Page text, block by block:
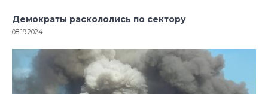
Демократы раскололись по сектору
08.19.2024